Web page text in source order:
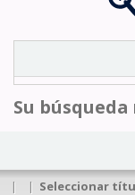
Su
| | Seleccionar